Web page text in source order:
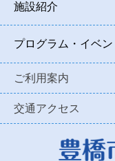
施設紹介
プログラム・イベン
ご利用案内
交通アクセス